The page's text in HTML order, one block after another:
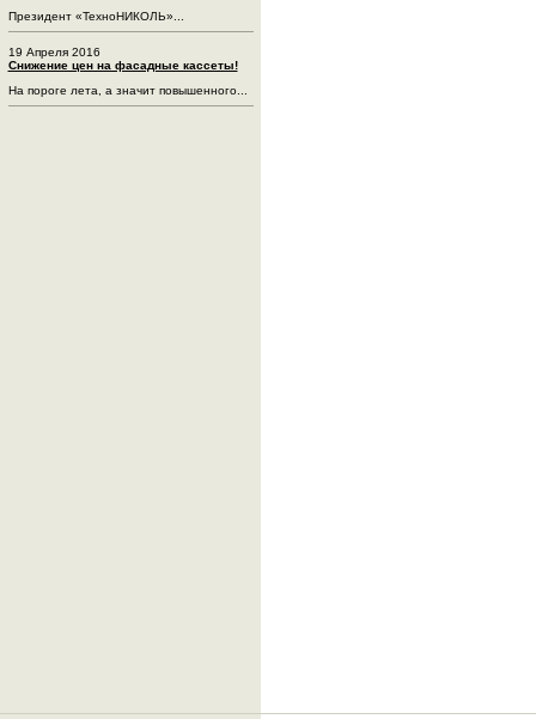
Президент «ТехноНИКОЛЬ»...
19 Апреля 2016
Снижение цен на фасадные кассеты!
На пороге лета, а значит повышенного...